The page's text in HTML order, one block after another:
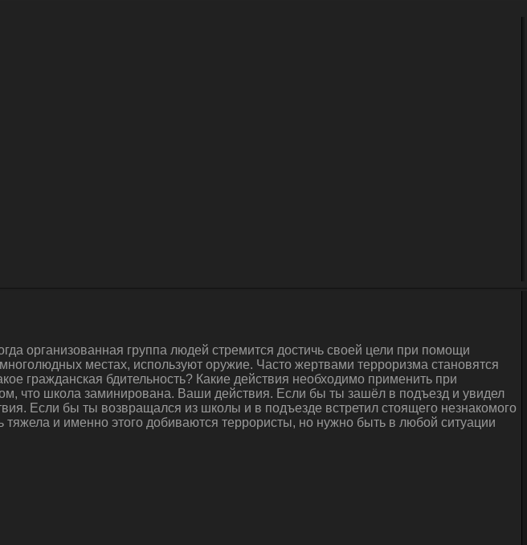
организованная группа людей стремится достичь своей цели при помощи
местах, используют оружие. Часто жертвами терроризма становятся
гражданская бдительность? Какие действия необходимо применить при
что школа заминирована. Ваши действия. Если бы ты зашёл в подъезд и увидел
Если бы ты возвращался из школы и в подъезде встретил стоящего незнакомого
и именно этого добиваются террористы, но нужно быть в любой ситуации